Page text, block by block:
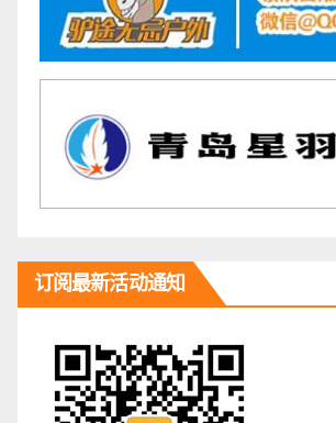
订阅最新活动通知